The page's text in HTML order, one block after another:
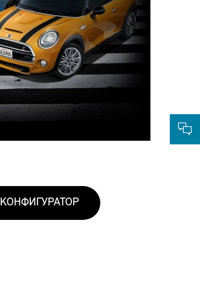
КОНФИГУРАТОР